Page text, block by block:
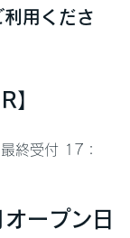
用くださ
】
終受付 17：
ープン日